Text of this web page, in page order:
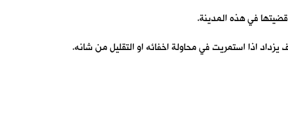
في هذه المدينة.
اذا استمريت في محاولة اخفائه او التقليل من شانه.